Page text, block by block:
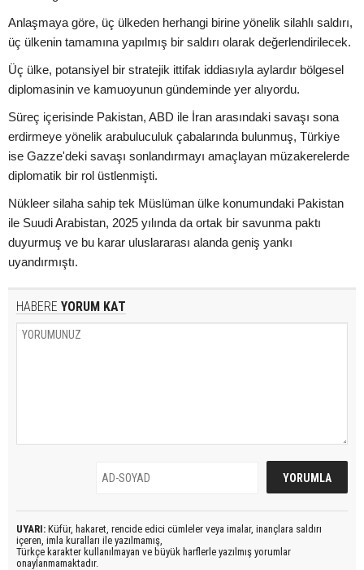
Anlaşmaya göre, üç ülkeden herhangi birine yönelik silahlı saldırı,
üç ülkenin tamamına yapılmış bir saldırı olarak değerlendirilecek.
Üç ülke, potansiyel bir stratejik ittifak iddiasıyla aylardır bölgesel
diplomasinin ve kamuoyunun gündeminde yer alıyordu.
Süreç içerisinde Pakistan, ABD ile İran arasındaki savaşı sona
erdirmeye yönelik arabuluculuk çabalarında bulunmuş, Türkiye
ise Gazze'deki savaşı sonlandırmayı amaçlayan müzakerelerde
diplomatik bir rol üstlenmişti.
Nükleer silaha sahip tek Müslüman ülke konumundaki Pakistan
ile Suudi Arabistan, 2025 yılında da ortak bir savunma paktı
duyurmuş ve bu karar uluslararası alanda geniş yankı
uyandırmıştı.
HABERE YORUM KAT
UYARI: Küfür, hakaret, rencide edici cümleler veya imalar, inançlara saldırı
içeren, imla kuralları ile yazılmamış,
Türkçe karakter kullanılmayan ve büyük harflerle yazılmış yorumlar
onaylanmamaktadır.